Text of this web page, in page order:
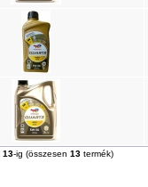
13-ig (összesen 13 termék)